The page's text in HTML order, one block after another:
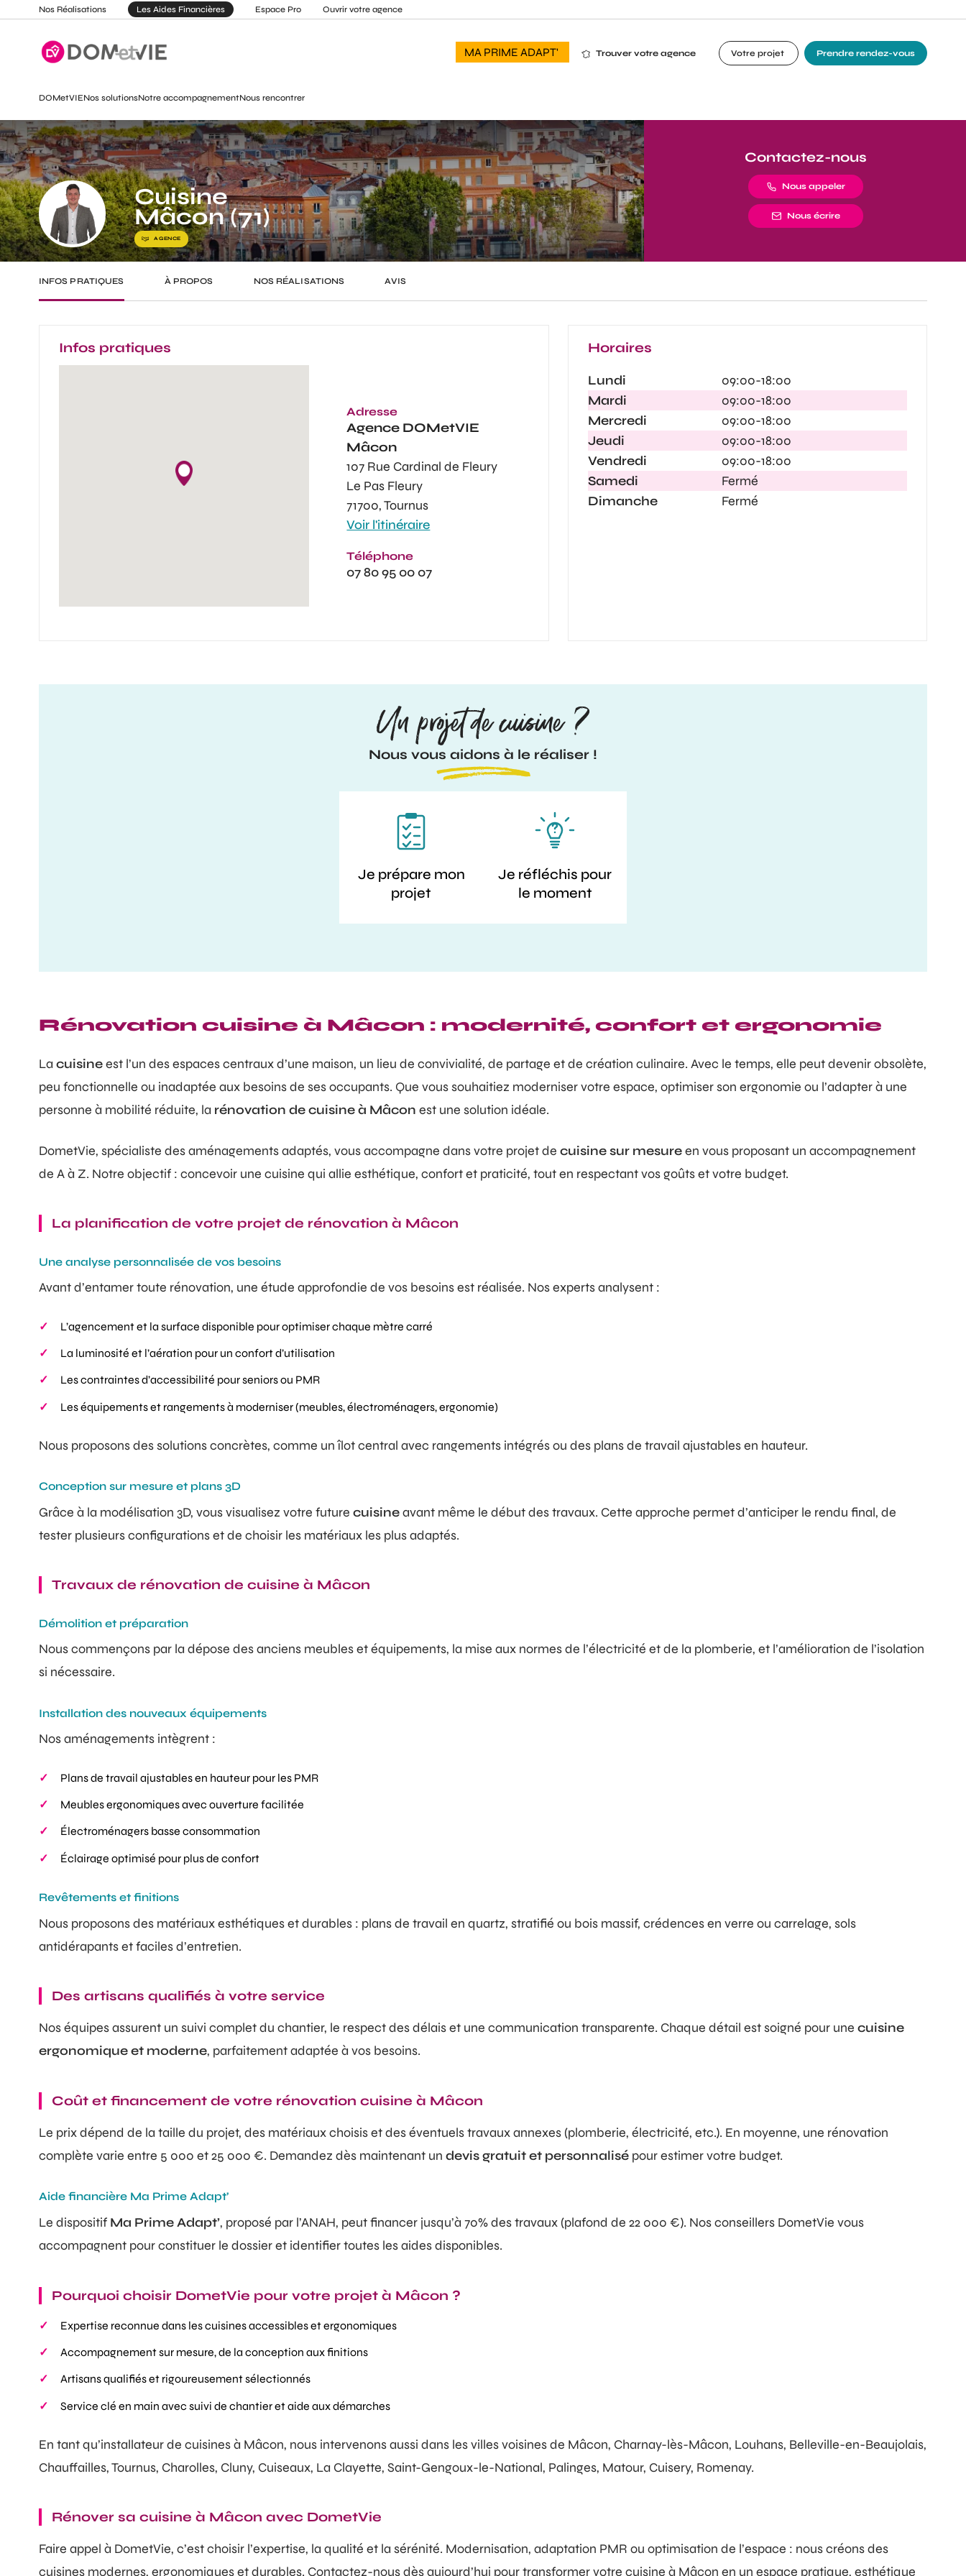
Nos Réalisations Les Aides Financières Espace Pro Ouvrir votre agence
MA PRIME ADAPT' Trouver votre agence Votre projet Prendre rendez-vous
DOMetVIENos solutionsNotre accompagnementNous rencontrer
Cuisine
Mâcon (71)
AGENCE
Contactez-nous
Nous appeler
Nous écrire
INFOS PRATIQUES À PROPOS NOS RÉALISATIONS AVIS
Infos pratiques
Adresse
Agence DOMetVIE
Mâcon
107 Rue Cardinal de Fleury
Le Pas Fleury
71700, Tournus
Voir l'itinéraire
Téléphone
07 80 95 00 07
Horaires
Lundi
09:00-18:00
Mardi
09:00-18:00
Mercredi
09:00-18:00
Jeudi
09:00-18:00
Vendredi
09:00-18:00
Samedi
Fermé
Dimanche
Fermé
Un projet de cuisine ?
Nous vous aidons à le réaliser !
Je prépare mon
projet
Je réfléchis pour
le moment
Rénovation cuisine à Mâcon : modernité, confort et ergonomie
La cuisineest l’un des espaces centraux d’une maison, un lieu de convivialité, de partage et de création culinaire. Avec le temps, elle peut devenir obsolète,
peu fonctionnelle ou inadaptée aux besoins de ses occupants. Que vous souhaitiez moderniser votre espace, optimiser son ergonomie ou l’adapter à une
personne à mobilité réduite, la rénovation de cuisine à Mâcon est une solution idéale.
DometVie, spécialiste des aménagements adaptés, vous accompagne dans votre projet de cuisine sur mesureen vous proposant un accompagnement
de A à Z. Notre objectif : concevoir une cuisine qui allie esthétique, confort et praticité, tout en respectant vos goûts et votre budget.
La planification de votre projet de rénovation à Mâcon
Une analyse personnalisée de vos besoins
Avant d’entamer toute rénovation, une étude approfondie de vos besoins est réalisée. Nos experts analysent :
L’agencement et la surface disponible pour optimiser chaque mètre carré
La luminosité et l’aération pour un confort d’utilisation
Les contraintes d’accessibilité pour seniors ou PMR
Les équipements et rangements à moderniser (meubles, électroménagers, ergonomie)
Nous proposons des solutions concrètes, comme un îlot central avec rangements intégrés ou des plans de travail ajustables en hauteur.
Conception sur mesure et plans 3D
Grâce à la modélisation 3D, vous visualisez votre future cuisineavant même le début des travaux. Cette approche permet d’anticiper le rendu final, de
tester plusieurs configurations et de choisir les matériaux les plus adaptés.
Travaux de rénovation de cuisine à Mâcon
Démolition et préparation
Nous commençons par la dépose des anciens meubles et équipements, la mise aux normes de l’électricité et de la plomberie, et l’amélioration de l’isolation
si nécessaire.
Installation des nouveaux équipements
Nos aménagements intègrent :
Plans de travail ajustables en hauteur pour les PMR
Meubles ergonomiques avec ouverture facilitée
Électroménagers basse consommation
Éclairage optimisé pour plus de confort
Revêtements et finitions
Nous proposons des matériaux esthétiques et durables : plans de travail en quartz, stratifié ou bois massif, crédences en verre ou carrelage, sols
antidérapants et faciles d’entretien.
Des artisans qualifiés à votre service
Nos équipes assurent un suivi complet du chantier, le respect des délais et une communication transparente. Chaque détail est soigné pour une cuisine
ergonomique et moderne, parfaitement adaptée à vos besoins.
Coût et financement de votre rénovation cuisine à Mâcon
Le prix dépend de la taille du projet, des matériaux choisis et des éventuels travaux annexes (plomberie, électricité, etc.). En moyenne, une rénovation
complète varie entre 5 000 et 25 000 €. Demandez dès maintenant un devis gratuit et personnalisépour estimer votre budget.
Aide financière Ma Prime Adapt’
Le dispositif Ma Prime Adapt’, proposé par l’ANAH, peut financer jusqu’à 70% des travaux (plafond de 22 000 €). Nos conseillers DometVie vous
accompagnent pour constituer le dossier et identifier toutes les aides disponibles.
Pourquoi choisir DometVie pour votre projet à Mâcon ?
Expertise reconnue dans les cuisines accessibles et ergonomiques
Accompagnement sur mesure, de la conception aux finitions
Artisans qualifiés et rigoureusement sélectionnés
Service clé en main avec suivi de chantier et aide aux démarches
En tant qu’installateur de cuisines à Mâcon, nous intervenons aussi dans les villes voisines de Mâcon, Charnay-lès-Mâcon, Louhans, Belleville-en-Beaujolais,
Chauffailles, Tournus, Charolles, Cluny, Cuiseaux, La Clayette, Saint-Gengoux-le-National, Palinges, Matour, Cuisery, Romenay.
Rénover sa cuisine à Mâcon avec DometVie
Faire appel à DometVie, c’est choisir l’expertise, la qualité et la sérénité. Modernisation, adaptation PMR ou optimisation de l’espace : nous créons des
cuisines modernes, ergonomiques et durables. Contactez-nous dès aujourd’hui pour transformer votre cuisine à Mâcon en un espace pratique, esthétique